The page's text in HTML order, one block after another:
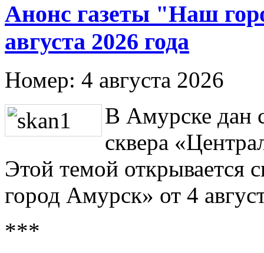
Анонс газеты "Наш
августа 2026 года
Номер: 4 августа 2026
В Амурске дан
сквера
Этой темой открывается
город Амурск» от 4
***